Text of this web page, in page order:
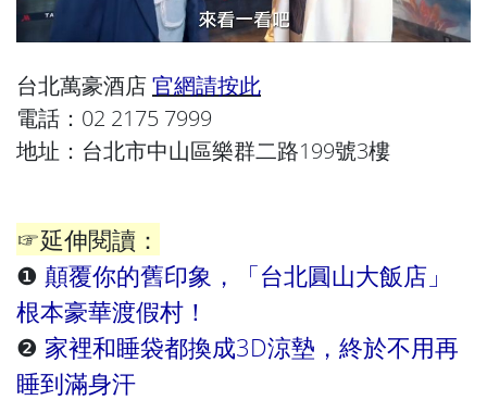
台北萬豪酒店官網請按此
電話：02 2175 7999
地址：台北市中山區樂群二路199號3樓
☞延伸閱讀：
❶ 顛覆你的舊印象，「台北圓山大飯店」
根本豪華渡假村！
❷ 家裡和睡袋都換成3D涼墊，終於不用再
睡到滿身汗